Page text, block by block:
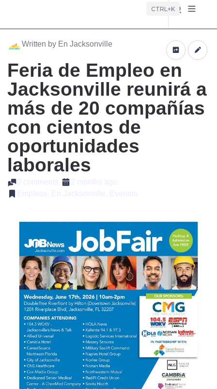
CTRL+K
Written by En Jacksonville
Feria de Empleo en
Jacksonville reunirá a
más de 20 compañías
con cientos de
oportunidades
laborales
0 comments
2 months ago
Empleos, En Jacksonville, Eventos